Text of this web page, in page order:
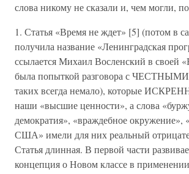
слова никому не сказали и, чем могли,
1. Статья «Время не ждет» [5] (потом в
получила название «Ленинградская
ссылается Михаил Восленский в своей
была попыткой разговора с
таких всегда немало), которые
наши «высшие ценности», а слова
демократия», «враждебное окружение»,
США» имели для них реальный
Статья длинная. В первой части
концепция о Новом классе в